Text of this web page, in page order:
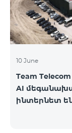
10 June
Team
AI
ինտերնետ